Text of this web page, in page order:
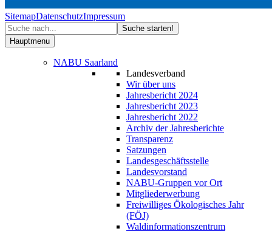
SitemapDatenschutzImpressum
Hauptmenu
NABU Saarland
Landesverband
Wir über uns
Jahresbericht 2024
Jahresbericht 2023
Jahresbericht 2022
Archiv der Jahresberichte
Transparenz
Satzungen
Landesgeschäftsstelle
Landesvorstand
NABU-Gruppen vor Ort
Mitgliederwerbung
Freiwilliges Ökologisches Jahr
(FÖJ)
Waldinformationszentrum